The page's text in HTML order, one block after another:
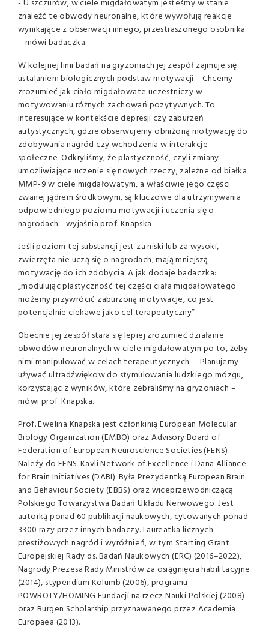
- U szczurów, w ciele migdałowatym jesteśmy w stanie
znaleźć te obwody neuronalne, które wywołują reakcje
wynikające z obserwacji innego, przestraszonego osobnika
– mówi badaczka.
W kolejnej linii badań na gryzoniach jej zespół zajmuje się
ustalaniem biologicznych podstaw motywacji. - Chcemy
zrozumieć jak ciało migdałowate uczestniczy w
motywowaniu różnych zachowań pozytywnych. To
interesujące w kontekście depresji czy zaburzeń
autystycznych, gdzie obserwujemy obniżoną motywację do
zdobywania nagród czy wchodzenia w interakcje
społeczne. Odkryliśmy, że plastyczność, czyli zmiany
umożliwiające uczenie się nowych rzeczy, zależne od białka
MMP-9 w ciele migdałowatym, a właściwie jego części
zwanej jądrem środkowym, są kluczowe dla utrzymywania
odpowiedniego poziomu motywacji i uczenia się o
nagrodach - wyjaśnia prof. Knapska.
Jeśli poziom tej substancji jest za niski lub za wysoki,
zwierzęta nie uczą się o nagrodach, mają mniejszą
motywację do ich zdobycia. A jak dodaje badaczka:
„modulując plastyczność tej części ciała migdałowatego
możemy przywrócić zaburzoną motywacje, co jest
potencjalnie ciekawe jako cel terapeutyczny”.
Obecnie jej zespół stara się lepiej zrozumieć działanie
obwodów neuronalnych w ciele migdałowatym po to, żeby
nimi manipulować w celach terapeutycznych. – Planujemy
używać ultradźwiękow do stymulowania ludzkiego mózgu,
korzystając z wyników, które zebraliśmy na gryzoniach –
mówi prof. Knapska.
Prof. Ewelina Knapska jest członkinią European Molecular
Biology Organization (EMBO) oraz Advisory Board of
Federation of European Neuroscience Societies (FENS).
Należy do FENS-Kavli Network of Excellence i Dana Alliance
for Brain Initiatives (DABI). Była Prezydentką European Brain
and Behaviour Society (EBBS) oraz wiceprzewodniczącą
Polskiego Towarzystwa Badań Układu Nerwowego. Jest
autorką ponad 60 publikacji naukowych, cytowanych ponad
3300 razy przez innych badaczy. Laureatka licznych
prestiżowych nagród i wyróżnień, w tym Starting Grant
Europejskiej Rady ds. Badań Naukowych (ERC) (2016–2022),
Nagrody Prezesa Rady Ministrów za osiągnięcia habilitacyjne
(2014), stypendium Kolumb (2006), programu
POWROTY/HOMING Fundacji na rzecz Nauki Polskiej (2008)
oraz Burgen Scholarship przyznawanego przez Academia
Europaea (2013).